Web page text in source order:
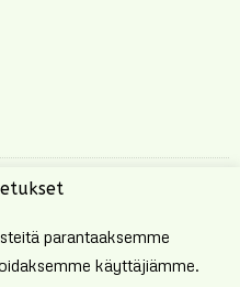
parantaaksemme
käyttäjiämme.